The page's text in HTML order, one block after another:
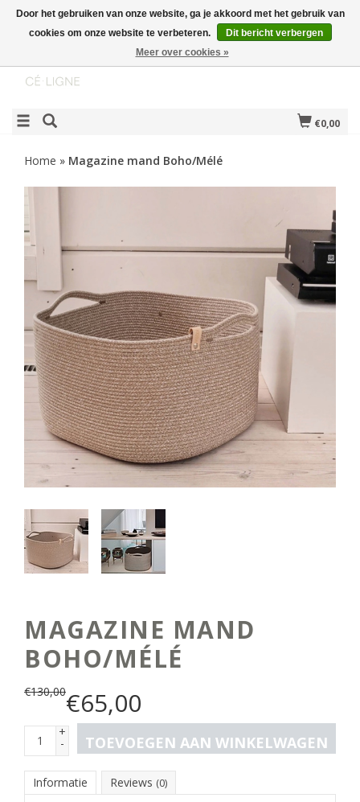
€0,00
Home » Magazine mand Boho/Mélé
MAGAZINE MAND
BOHO/MÉLÉ
€130,00€65,00
+
- TOEVOEGEN AAN WINKELWAGEN
Informatie Reviews (0)
Door het gebruiken van onze website, ga je akkoord met het gebruik van
cookies om onze website te verbeteren.
Dit bericht verbergen
Meer over cookies »